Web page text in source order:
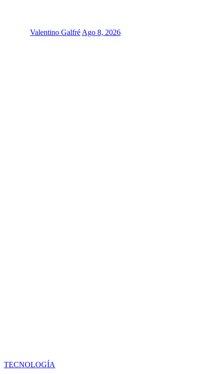
Valentino Galfré Ago 8, 2026
TECNOLOGÍA